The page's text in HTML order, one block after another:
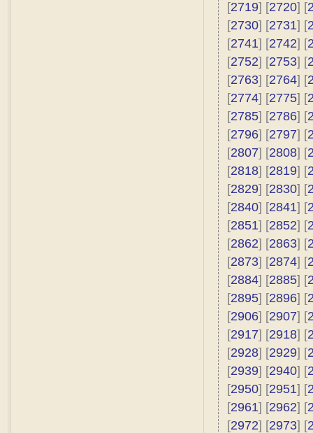
[2719] [2720] [
[2730] [2731] [
[2741] [2742] [
[2752] [2753] [
[2763] [2764] [
[2774] [2775] [
[2785] [2786] [
[2796] [2797] [
[2807] [2808] [
[2818] [2819] [
[2829] [2830] [
[2840] [2841] [
[2851] [2852] [
[2862] [2863] [
[2873] [2874] [
[2884] [2885] [
[2895] [2896] [
[2906] [2907] [
[2917] [2918] [
[2928] [2929] [
[2939] [2940] [
[2950] [2951] [
[2961] [2962] [
[2972] [2973] [